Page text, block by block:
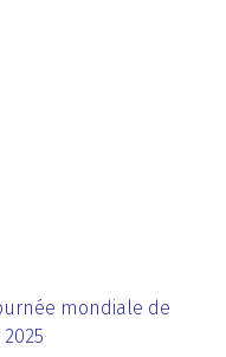
mondiale de